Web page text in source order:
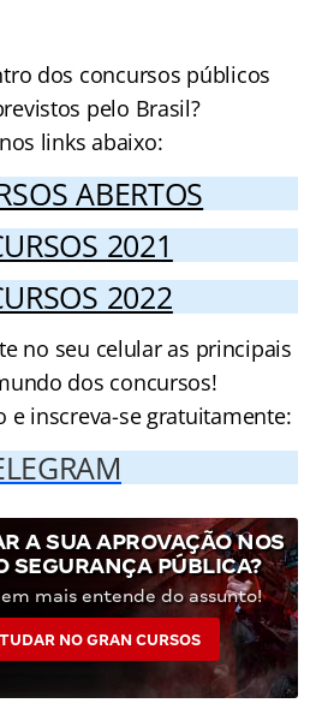
dos concursos públicos
pelo Brasil?
links abaixo:
ABERTOS
2021
2022
no seu celular as principais
dos concursos!
e inscreva-se gratuitamente:
A SUA APROVAÇÃO NOS
SEGURANÇA PÚBLICA?
mais entende do assunto!
NO GRAN CURSOS